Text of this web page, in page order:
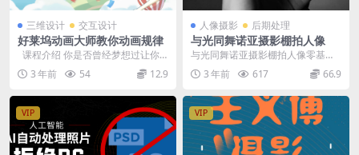
三维设计 交互设计
好莱坞动画大师教你动画规律
课程介绍 你是否曾经梦想过让你
的角色动起来，并看到他们在那个
无拘无...
3 年前 54 12.9
人像摄影 后期处理
与光同舞诺亚摄影棚拍人像
与光同舞诺亚摄影棚拍人像零基础
入门到精通布光后期修图课程
3 年前 617 66.9
VIP VIP